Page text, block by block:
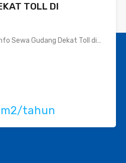
TOLL DI
Sewa Gudang Dekat Toll di…
m2/tahun